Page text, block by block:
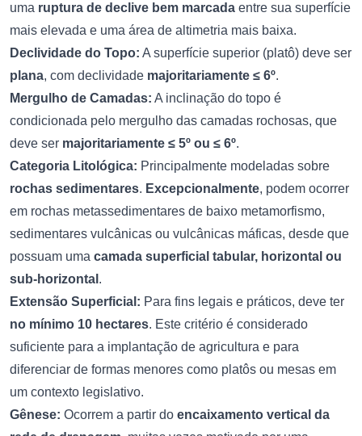
uma ruptura de declive bem marcada entre sua superfície
mais elevada e uma área de altimetria mais baixa.
Declividade do Topo: A superfície superior (platô) deve ser
plana, com declividade majoritariamente ≤ 6º.
Mergulho de Camadas: A inclinação do topo é
condicionada pelo mergulho das camadas rochosas, que
deve ser majoritariamente ≤ 5º ou ≤ 6º.
Categoria Litológica: Principalmente modeladas sobre
rochas sedimentares. Excepcionalmente, podem ocorrer
em rochas metassedimentares de baixo metamorfismo,
sedimentares vulcânicas ou vulcânicas máficas, desde que
possuam uma camada superficial tabular, horizontal ou
sub-horizontal .
Extensão Superficial: Para fins legais e práticos, deve ter
no mínimo 10 hectares. Este critério é considerado
suficiente para a implantação de agricultura e para
diferenciar de formas menores como platôs ou mesas em
um contexto legislativo.
Gênese: Ocorrem a partir do encaixamento vertical da